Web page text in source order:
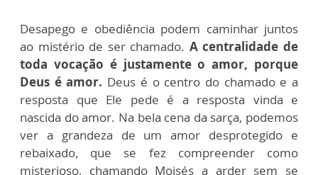
Desapego e obediência podem caminhar juntos
ao mistério de ser chamado. A centralidade de
toda vocação é justamente o amor, porque
Deus é amor. Deus é o centro do chamado e a
resposta que Ele pede é a resposta vinda e
nascida do amor. Na bela cena da sarça, podemos
ver a grandeza de um amor desprotegido e
rebaixado, que se fez compreender como
misterioso, chamando Moisés a arder sem se